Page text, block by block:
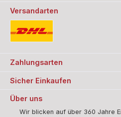
Versandarten
Zahlungsarten
Sicher Einkaufen
Über uns
Wir blicken auf über 360 Jahre